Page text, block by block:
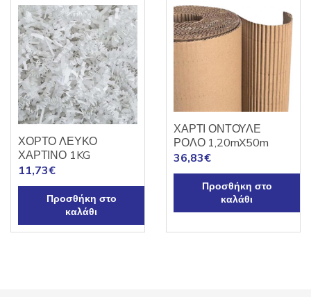
ΧΟΡΤΟ ΛΕΥΚΟ
ΧΑΡΤΙΝΟ 1KG
11,73€
Προσθήκη στο
καλάθι
ΧΑΡΤΙ ΟΝΤΟΥΛΕ
ΡΟΛΟ 1,20mX50m
36,83€
Προσθήκη στο
καλάθι